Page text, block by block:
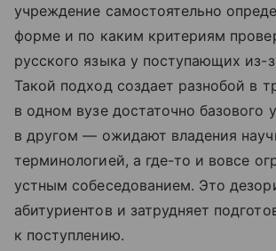
учреждение самостоятельно
форме и по каким критериям
русского языка у поступающих из-
Такой подход создает разнобой в
в одном вузе достаточно базового
в другом — ожидают владения
терминологией, а где-то и вовсе
устным собеседованием. Это
абитуриентов и затрудняет
к поступлению.